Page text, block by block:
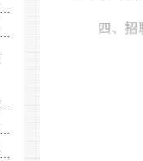
四、招